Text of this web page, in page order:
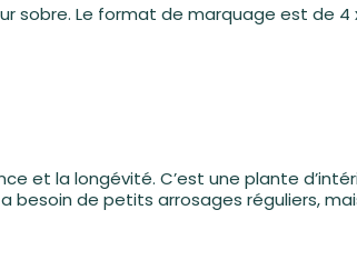
sobre. Le format de marquage est de 4
et la longévité. C’est une plante
besoin de petits arrosages réguliers,